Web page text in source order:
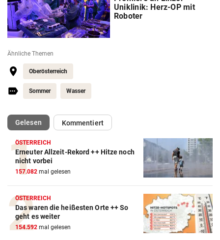
Uniklinik: Herz-OP mit
Roboter
Ähnliche Themen
Oberösterreich
Sommer Wasser
Gelesen(ausgewählt)Kommentiert
ÖSTERREICH
Erneuter Allzeit-Rekord ++ Hitze noch
nicht vorbei
157.082 mal gelesen
ÖSTERREICH
Das waren die heißesten Orte ++ So
geht es weiter
154.592 mal gelesen